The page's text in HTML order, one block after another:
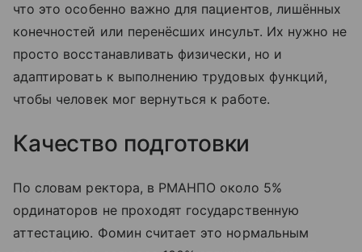
что это особенно важно для пациентов, лишённых
конечностей или перенёсших инсульт. Их нужно не
просто восстанавливать физически, но и
адаптировать к выполнению трудовых функций,
чтобы человек мог вернуться к работе.
Качество подготовки
По словам ректора, в РМАНПО около 5%
ординаторов не проходят государственную
аттестацию. Фомин считает это нормальным